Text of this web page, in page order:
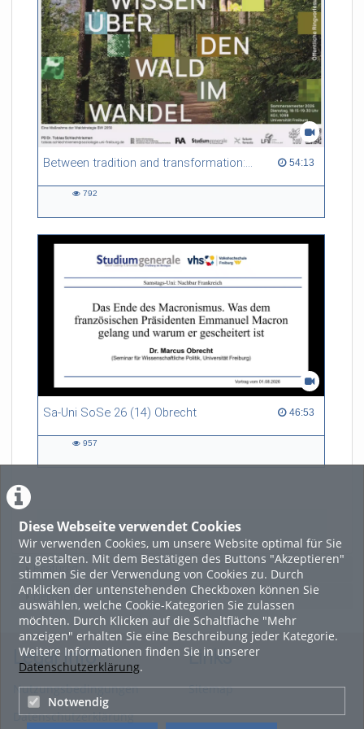
Diese Webseite verwendet Cookies
Wir verwenden Cookies, um unsere Website optimal für Sie
zu gestalten. Mit dem Bestätigen des Buttons "Akzeptieren"
stimmen Sie der Verwendung von Cookies zu. Durch
Anklicken der untenstehenden Checkboxen können Sie
auswählen, welche Cookie-Kategorien Sie zulassen
möchten. Durch Klicken auf die Schaltfläche "Mehr
anzeigen" erhalten Sie eine Beschreibung jeder Kategorie.
Weitere Informationen finden Sie in unserer
Datenschutzerklärung.
Notwendig
Between tradition and transformation: how owners, advisers and institutions co-create knowledge for resilient forests in Europe 54:13
54:13 duration
792
Sa-Uni SoSe 26 (14) Obrecht 46:53
46:53 duration
957
LADE MEHR
Featured
Beliebtheit
Legal Info
Nutzungsbedingungen
Datenschutzerklärung
Links
Sitemap